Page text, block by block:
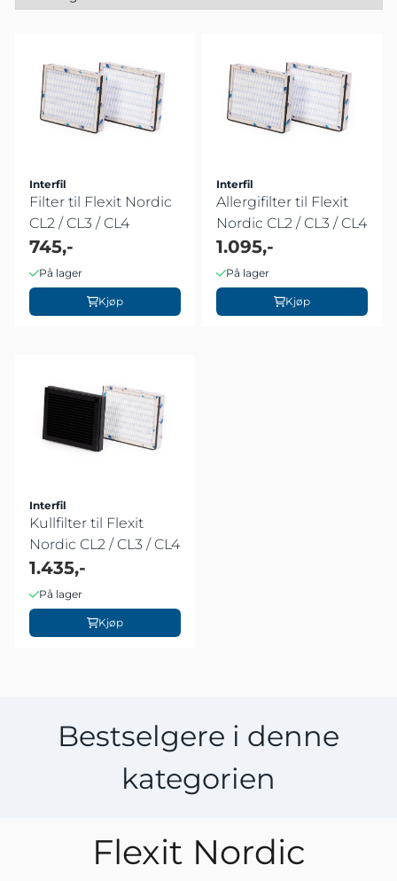
Interfil
Filter til Flexit Nordic
CL2 / CL3 / CL4
745,-
På lager
Kjøp
Interfil
Allergifilter til Flexit
Nordic CL2 / CL3 / CL4
1.095,-
På lager
Kjøp
Interfil
Kullfilter til Flexit
Nordic CL2 / CL3 / CL4
1.435,-
På lager
Kjøp
Bestselgere i denne
kategorien
Flexit Nordic